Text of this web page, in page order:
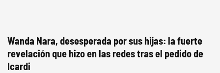
Wanda Nara, desesperada por sus hijas: la fuerte
revelación que hizo en las redes tras el pedido de
Icardi